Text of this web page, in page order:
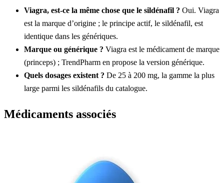
Viagra, est-ce la même chose que le sildénafil ? Oui. Viagra
est la marque d’origine ; le principe actif, le sildénafil, est
identique dans les génériques.
Marque ou générique ? Viagra est le médicament de marque
(princeps) ; TrendPharm en propose la version générique.
Quels dosages existent ? De 25 à 200 mg, la gamme la plus
large parmi les sildénafils du catalogue.
Médicaments associés